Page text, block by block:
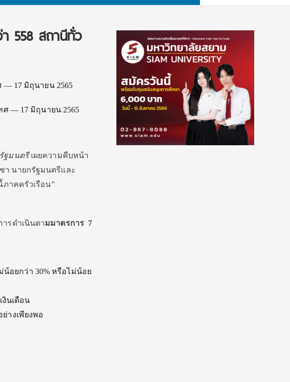
558 สถานีทั่ว
ศ — 17 มิถุนายน 2565
ฐมนตรีเผยความคืบหน้า
า นายกรัฐมนตรีและ
ภาคครัวเรือน”
รดำเนินตามมาตรการ 7
น้อยกว่า 30% หรือไม่น้อย
นเดือน
างเพียงพอ